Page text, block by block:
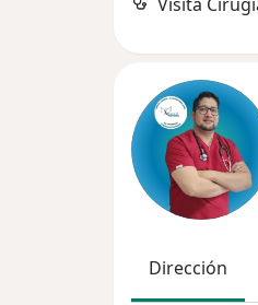
Dirección